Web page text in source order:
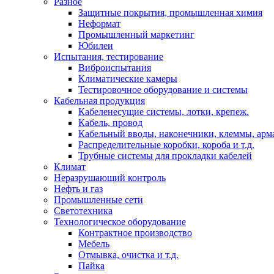
Защитные покрытия, промышленная химия
Неформат
Промышленный маркетинг
Юбилеи
Испытания, тестирование
Виброиспытания
Климатические камеры
Тестировочное оборудование и системы
Кабельная продукция
Кабеленесущие системы, лотки, крепеж.
Кабель, провод
Кабельный вводы, наконечники, клеммы,
Распределительные коробки, короба и т.д.
Трубные системы для прокладки кабелей
Климат
Неразрушающий контроль
Нефть и газ
Промышленные сети
Светотехника
Технологическое оборудование
Контрактное производство
Мебель
Отмывка, очистка и т.д.
Пайка